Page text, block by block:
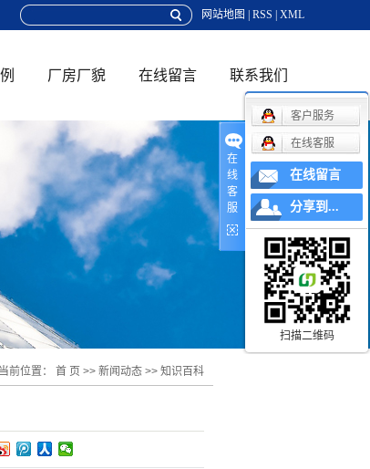
网站地图 RSS XML
厂房厂貌 在线留言 联系我们
联系方式
地理位置
在线招聘
前位置： 首 页 >> 新闻动态 >> 知识百科
在
线
客
服
客户服务
在线客服
在线留言
分享到...
扫描二维码